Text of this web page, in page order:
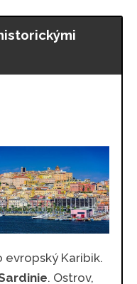
Karibik.
. Ostrov,